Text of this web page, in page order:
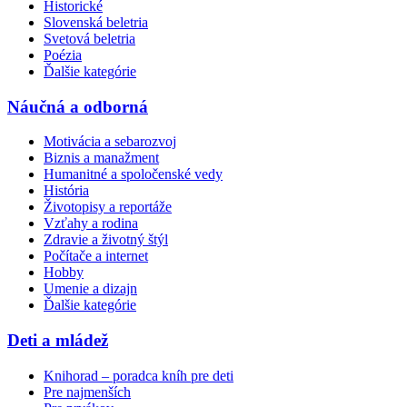
Historické
Slovenská beletria
Svetová beletria
Poézia
Ďalšie kategórie
Náučná a odborná
Motivácia a sebarozvoj
Biznis a manažment
Humanitné a spoločenské vedy
História
Životopisy a reportáže
Vzťahy a rodina
Zdravie a životný štýl
Počítače a internet
Hobby
Umenie a dizajn
Ďalšie kategórie
Deti a mládež
Knihorad – poradca kníh pre deti
Pre najmenších